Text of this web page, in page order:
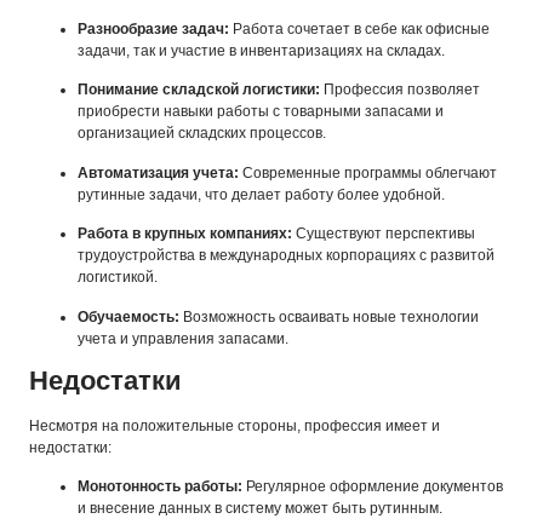
Разнообразие задач: Работа сочетает в себе как офисные
задачи, так и участие в инвентаризациях на складах.
Понимание складской логистики: Профессия позволяет
приобрести навыки работы с товарными запасами и
организацией складских процессов.
Автоматизация учета: Современные программы облегчают
рутинные задачи, что делает работу более удобной.
Работа в крупных компаниях: Существуют перспективы
трудоустройства в международных корпорациях с развитой
логистикой.
Обучаемость: Возможность осваивать новые технологии
учета и управления запасами.
Недостатки
Несмотря на положительные стороны, профессия имеет и
недостатки:
Монотонность работы: Регулярное оформление документов
и внесение данных в систему может быть рутинным.